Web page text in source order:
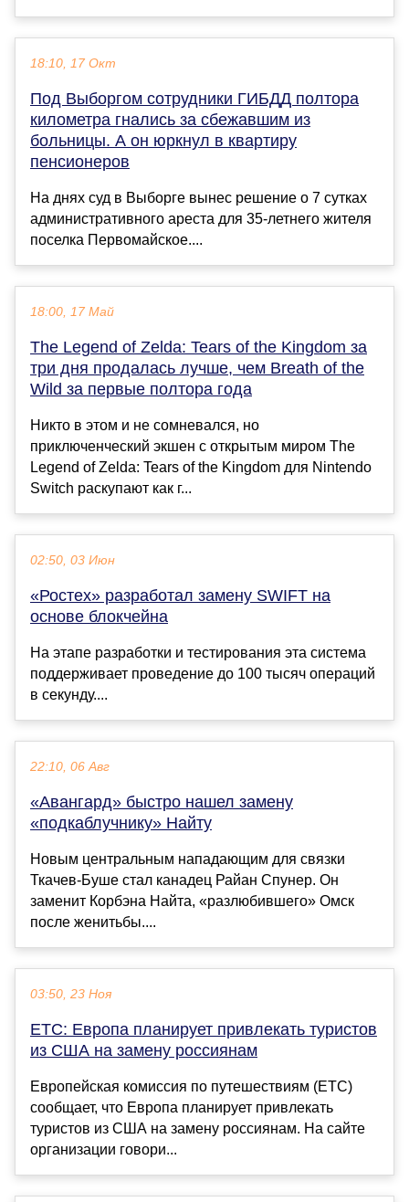
18:10, 17 Окт
Под Выборгом сотрудники ГИБДД полтора
километра гнались за сбежавшим из
больницы. А он юркнул в квартиру
пенсионеров
На днях суд в Выборге вынес решение о 7 сутках
административного ареста для 35-летнего жителя
поселка Первомайское....
18:00, 17 Май
The Legend of Zelda: Tears of the Kingdom за
три дня продалась лучше, чем Breath of the
Wild за первые полтора года
Никто в этом и не сомневался, но
приключенческий экшен с открытым миром The
Legend of Zelda: Tears of the Kingdom для Nintendo
Switch раскупают как г...
02:50, 03 Июн
«Ростех» разработал замену SWIFT на
основе блокчейна
На этапе разработки и тестирования эта система
поддерживает проведение до 100 тысяч операций
в секунду....
22:10, 06 Авг
«Авангард» быстро нашел замену
«подкаблучнику» Найту
Новым центральным нападающим для связки
Ткачев-Буше стал канадец Райан Спунер. Он
заменит Корбэна Найта, «разлюбившего» Омск
после женитьбы....
03:50, 23 Ноя
ЕТС: Европа планирует привлекать туристов
из США на замену россиянам
Европейская комиссия по путешествиям (ЕТС)
сообщает, что Европа планирует привлекать
туристов из США на замену россиянам. На сайте
организации говори...